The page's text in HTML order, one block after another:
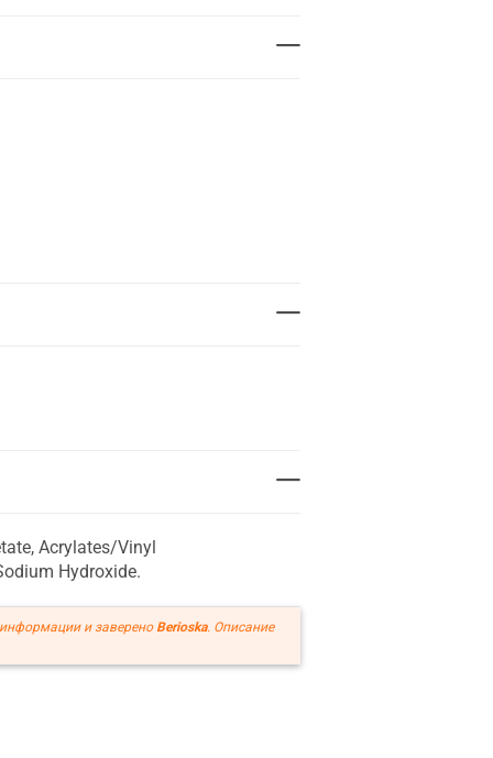
Acrylates/Vinyl
Hydroxide.
и заверено Berioska. Описание